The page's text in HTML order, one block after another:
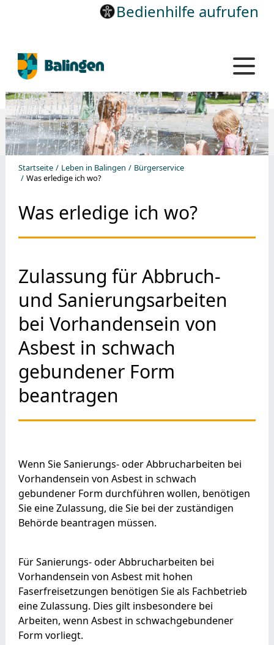
Bedienhilfe aufrufen
Startseite Leben in Balingen
Bürgerservice
Was erledige ich wo?
Was erledige ich wo?
Zulassung für Abbruch-
und Sanierungsarbeiten
bei Vorhandensein von
Asbest in schwach
gebundener Form
beantragen
Wenn Sie Sanierungs- oder Abbrucharbeiten bei
Vorhandensein von Asbest in schwach
gebundener Form durchführen wollen, benötigen
Sie eine Zulassung, die Sie bei der zuständigen
Behörde beantragen müssen.
Für Sanierungs- oder Abbrucharbeiten bei
Vorhandensein von Asbest mit hohen
Faserfreisetzungen benötigen Sie als Fachbetrieb
eine Zulassung. Dies gilt insbesondere bei
Arbeiten, wenn Asbest in schwachgebundener
Form vorliegt.